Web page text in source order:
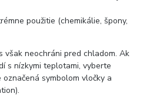
použitie (chemikálie, špony,
však neochráni pred chladom. Ak
s nízkymi teplotami, vyberte
označená symbolom vločky a